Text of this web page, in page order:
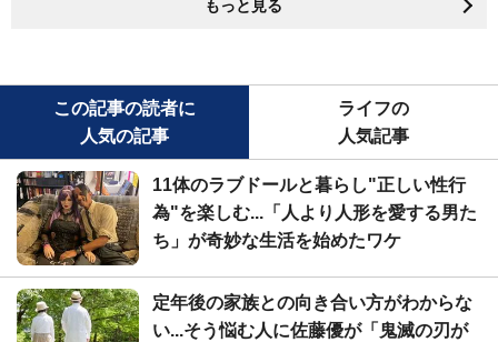
もっと見る
この記事の読者に
人気の記事
ライフの
人気記事
11体のラブドールと暮らし"正しい性行
為"を楽しむ...「人より人形を愛する男た
ち」が奇妙な生活を始めたワケ
定年後の家族との向き合い方がわからな
い...そう悩む人に佐藤優が「鬼滅の刃が